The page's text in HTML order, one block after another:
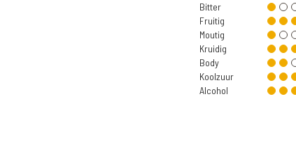
Bitter
Fruitig
Moutig
Kruidig
Body
Koolzuur
Alcohol